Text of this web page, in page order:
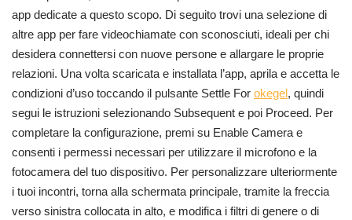
app dedicate a questo scopo. Di seguito trovi una selezione di
altre app per fare videochiamate con sconosciuti, ideali per chi
desidera connettersi con nuove persone e allargare le proprie
relazioni. Una volta scaricata e installata l’app, aprila e accetta le
condizioni d’uso toccando il pulsante Settle For okegel , quindi
segui le istruzioni selezionando Subsequent e poi Proceed. Per
completare la configurazione, premi su Enable Camera e
consenti i permessi necessari per utilizzare il microfono e la
fotocamera del tuo dispositivo. Per personalizzare ulteriormente
i tuoi incontri, torna alla schermata principale, tramite la freccia
verso sinistra collocata in alto, e modifica i filtri di genere o di